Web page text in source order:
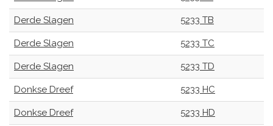
Derde Slagen 5233 TB
Derde Slagen 5233 TC
Derde Slagen 5233 TD
Donkse Dreef 5233 HC
Donkse Dreef 5233 HD